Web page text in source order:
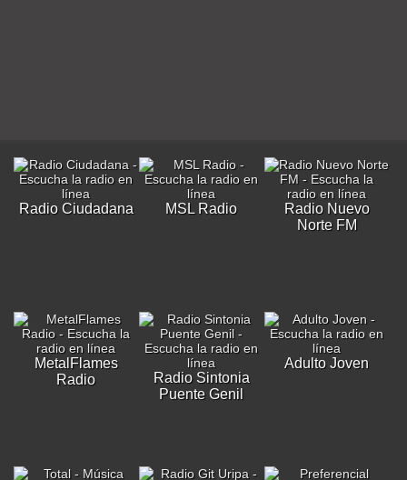
Radio Ciudadana MSL Radio
Radio Nuevo
Norte FM
MetalFlames
Radio
Radio Sintonia
Puente Genil
Adulto Joven